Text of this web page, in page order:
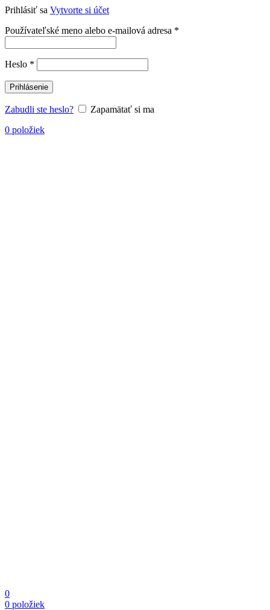
Prihlásiť sa Vytvorte si účet
Používateľské meno alebo e-mailová adresa *
Heslo *
Prihlásenie
Zabudli ste heslo?
Zapamätať si ma
0 položiek
0
0 položiek